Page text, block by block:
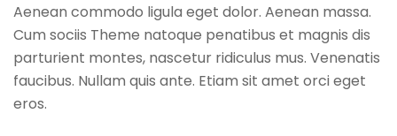
Aenean commodo ligula eget dolor. Aenean massa.
Cum sociis Theme natoque penatibus et magnis dis
parturient montes, nascetur ridiculus mus. Venenatis
faucibus. Nullam quis ante. Etiam sit amet orci eget
eros.